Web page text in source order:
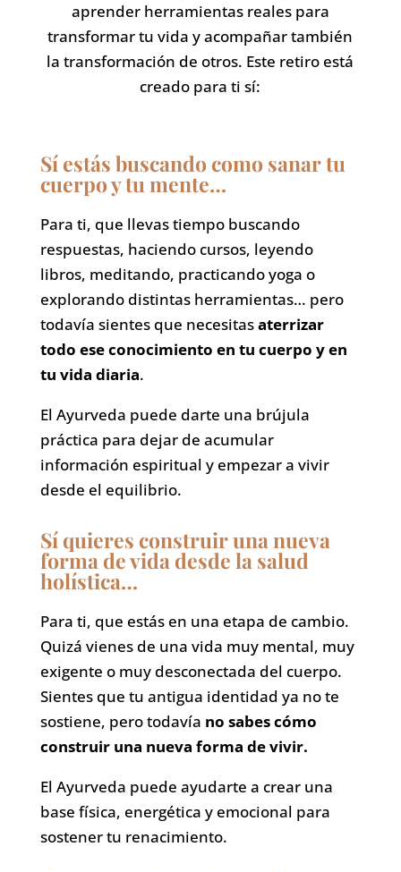
aprender herramientas reales para
transformar tu vida y acompañar también
la transformación de otros. Este retiro está
creado para ti sí:
Sí estás buscando como sanar tu
cuerpo y tu mente…
Para ti, que llevas tiempo buscando
respuestas, haciendo cursos, leyendo
libros, meditando, practicando yoga o
explorando distintas herramientas… pero
todavía sientes que necesitasaterrizar
todo ese conocimiento en tu cuerpo y en
tu vida diaria.
El Ayurveda puede darte una brújula
práctica para dejar de acumular
información espiritual y empezar a vivir
desde el equilibrio.
Sí quieres construir una nueva
forma de vida desde la salud
holística…
Para ti, que estás en una etapa de cambio.
Quizá vienes de una vida muy mental, muy
exigente o muy desconectada del cuerpo.
Sientes que tu antigua identidad ya no te
sostiene, pero todavía no sabes cómo
construir una nueva forma de vivir.
El Ayurveda puede ayudarte a crear una
base física, energética y emocional para
sostener tu renacimiento.